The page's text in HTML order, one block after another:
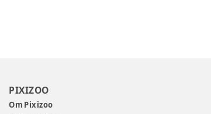
PIXIZOO
Om Pixizoo